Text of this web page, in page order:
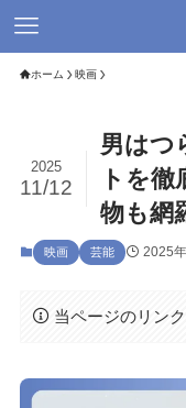
ホーム 映画
男はつ
トを
物も網
2025
11/12
映画 芸能 2025
当ページのリン